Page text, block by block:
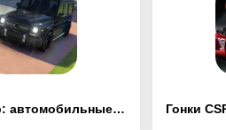
Drive Club: автомобильные игры - [Взлом/МОД Все открыто]